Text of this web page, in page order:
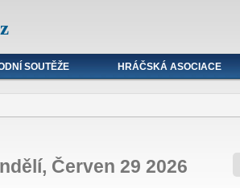
SOUTĚŽE HRÁČSKÁ ASOCIACE
Červen 29 2026